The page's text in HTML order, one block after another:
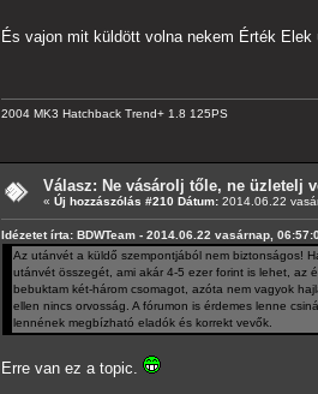
És vajon mit küldött volna nekem Érték
2004 MK3 Hatchback Trend+ 1.8 125PS
Válasz: Ne vásárolj tőle, ne üzletelj
« Új hozzászólás #210 Dátum: 2014.06.22
Idézetet írta: BDWTeam - 2014.06.22 vasárnap,
Az utánvét a küldő szempontjából nem biztonságos!
utánvét összegét, ami akár 4-5 ezer forint is lehet, az
bebuktam két-három csomagot, azóta nem vagyok
ellen nincs orvosság. A fórumon is érdemes lenne
lennének megbízható eladók és korrekt vevők.
Erre van ez a topic.